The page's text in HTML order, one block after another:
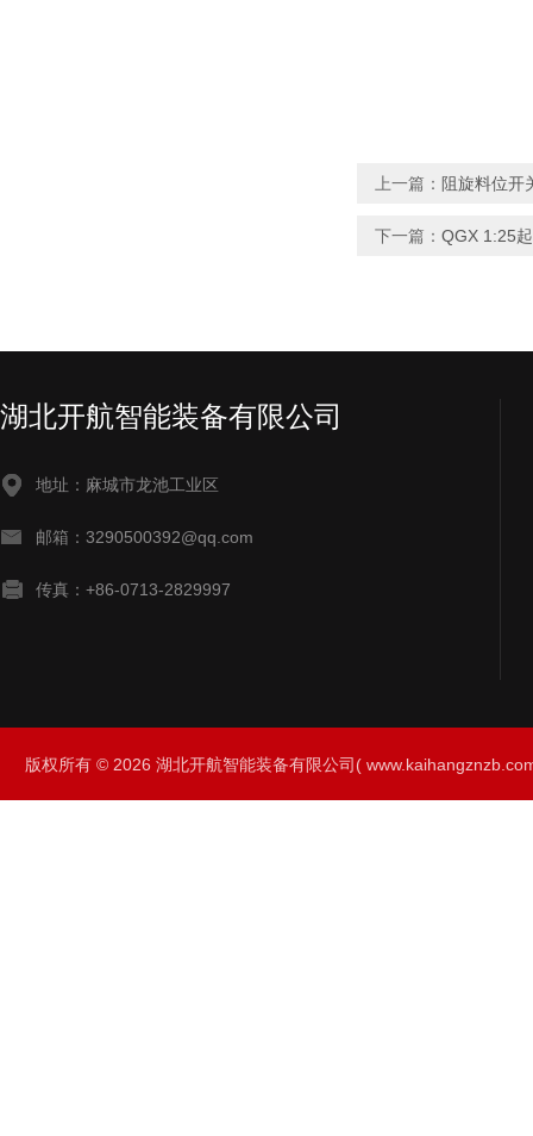
上一篇： 阻旋料位开
下一篇： QGX 1:25
湖北开航智能装备有限公司
地址：麻城市龙池工业区
邮箱：3290500392@qq.com
传真：+86-0713-2829997
版权所有 © 2026 湖北开航智能装备有限公司(